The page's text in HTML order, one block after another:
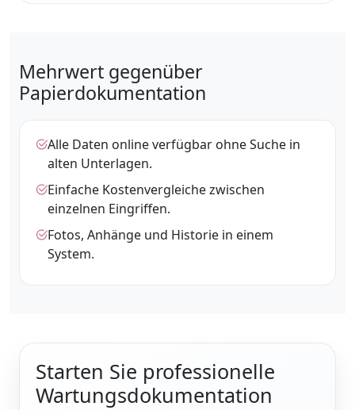
Mehrwert gegenüber
Papierdokumentation
Alle Daten online verfügbar ohne Suche in
alten Unterlagen.
Einfache Kostenvergleiche zwischen
einzelnen Eingriffen.
Fotos, Anhänge und Historie in einem
System.
Starten Sie professionelle
Wartungsdokumentation